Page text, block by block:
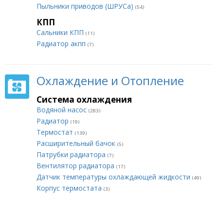
Пыльники приводов (ШРУСа) (54)
КПП
Сальники КПП (11)
Радиатор акпп (7)
Охлаждение и Отопление
Система охлаждения
Водяной насос (283)
Радиатор (19)
Термостат (139)
Расширительный бачок (5)
Патрубки радиатора (7)
Вентилятор радиатора (17)
Датчик температуры охлаждающей жидкости (49)
Корпус термостата (3)